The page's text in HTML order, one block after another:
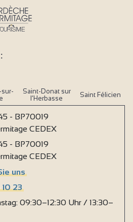
Saint-Donat sur
l’Herbasse
Saint Félicien
- BP70019
CEDEX
- BP70019
CEDEX
uns
23
09:30–12:30 Uhr / 13:30–